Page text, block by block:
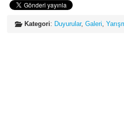
Kategori: Duyurular, Galeri,